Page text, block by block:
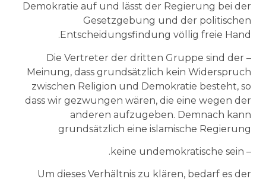
Demokratie auf und lässt der Regierung bei der
Gesetzgebung und der politischen
Entscheidungsfindung völlig freie Hand.
– Die Vertreter der dritten Gruppe sind der
Meinung, dass grundsätzlich kein Widerspruch
zwischen Religion und Demokratie besteht, so
dass wir gezwungen wären, die eine wegen der
anderen aufzugeben. Demnach kann
grundsätzlich eine islamische Regierung
– keine undemokratische sein.
Um dieses Verhältnis zu klären, bedarf es der